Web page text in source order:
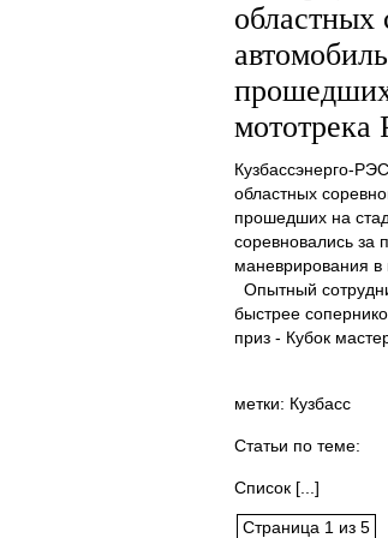
областных
прошедших
Кузбассэнерго-
областных
прошедших на
соревновались за
маневрирования
Опытный
быстрее
приз - Кубок
метки: Кузбасс
Статьи по теме:
Список [...]
Страница 1 из 5